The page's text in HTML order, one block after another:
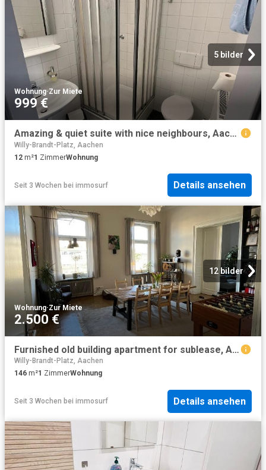
5 bilder
Wohnung·Zur Miete
999 €
Amazing & quiet suite with nice neighbours, Aachen Amsterdam Apartments for Rent
Willy-Brandt-Platz, Aachen
12 m²1 ZimmerWohnung
Seit 3 Wochen bei immosurf Details ansehen
12 bilder
Wohnung·Zur Miete
2.500 €
Furnished old building apartment for sublease, Aachen Amsterdam Apartments for Rent
Willy-Brandt-Platz, Aachen
146 m²1 ZimmerWohnung
Seit 3 Wochen bei immosurf Details ansehen